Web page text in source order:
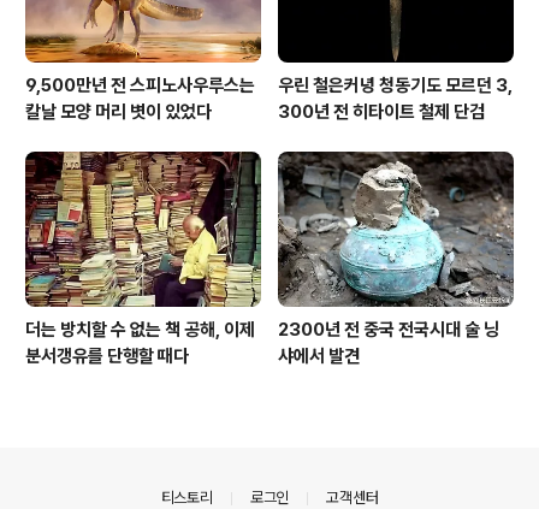
9,500만년 전 스피노사우루스는
칼날 모양 머리 볏이 있었다
우린 철은커녕 청동기도 모르던 3,
300년 전 히타이트 철제 단검
더는 방치할 수 없는 책 공해, 이제
분서갱유를 단행할 때다
2300년 전 중국 전국시대 술 닝
샤에서 발견
티스토리 로그인 고객센터